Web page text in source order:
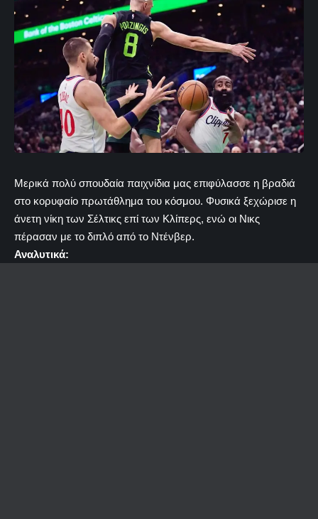
Μερικά πολύ σπουδαία παιχνίδια μας επιφύλασσε η βραδιά
στο κορυφαίο πρωτάθλημα του κόσμου. Φυσικά ξεχώρισε η
άνετη νίκη των Σέλτικς επί των Κλίπερς, ενώ οι Νικς
πέρασαν με το διπλό από το Ντένβερ.
Αναλυτικά: